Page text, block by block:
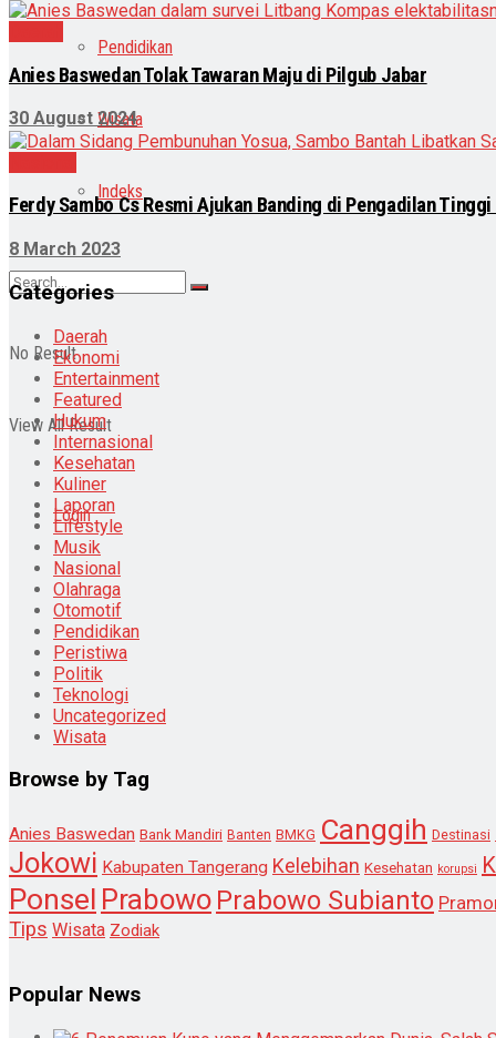
Pendidikan
Wisata
Indeks
No Result
View All Result
Login
Anies Baswedan Tolak Tawaran Maju di Pilgub Jabar
30 August 2024
Ferdy Sambo Cs Resmi Ajukan Banding di Pengadilan
8 March 2023
Categories
Daerah
Ekonomi
Entertainment
Featured
Hukum
Internasional
Kesehatan
Kuliner
Laporan
Lifestyle
Musik
Nasional
Olahraga
Otomotif
Pendidikan
Peristiwa
Politik
Teknologi
Uncategorized
Wisata
Browse by Tag
Anies Baswedan Bank Mandiri Banten BMKG Canggih Destinasi
Jokowi Kabupaten Tangerang Kelebihan Kesehatan korupsi
Ponsel Prabowo Prabowo Subianto
Tips Wisata Zodiak
Popular News